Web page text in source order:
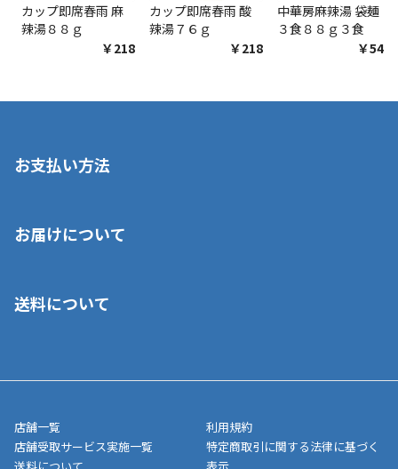
カップ即席春雨 麻
辣湯８８ｇ
￥218
カップ即席春雨 酸
辣湯７６ｇ
￥218
中華房麻辣湯 袋麺
３食８８ｇ３食
￥548
お支払い方法
いいただくことはできません。ご了承ください。
■代金引換(代引)※手数料がかかります
■商品によっては一部決済方法が使用できない場合がございま
す。
お届けについて
ご注文が確認出来次第、1～4営業日に発送いたします。「お取り
業日にてお引渡しとなります。(離島などの場合、例外もあります)
メーカー直送品など一部商品については、その他商品との購入に
制限がかかる場合がございます。また発送日についても、通常と
異なる場合がございます。対象商品の説明ページをご確認くださ
送料について
店舗一覧
店舗受取サービス実施一覧
利用規約
特定商取引に関する法律に基づく